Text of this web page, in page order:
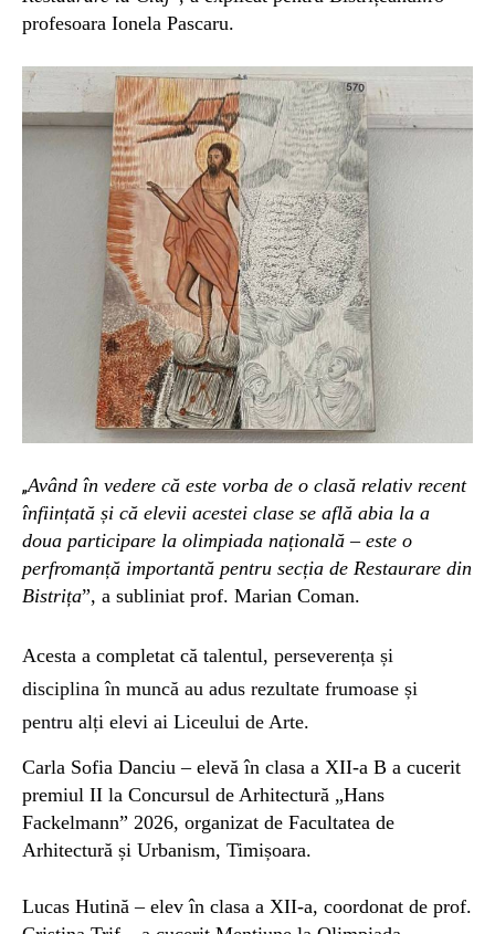
profesoara Ionela Pascaru.
„Având în vedere că este vorba de o clasă relativ recent
înființată și că elevii acestei clase se află abia la a
doua participare la olimpiada națională – este o
perfromanță importantă pentru secția de Restaurare din
Bistrița”, a subliniat prof. Marian Coman.
Acesta a completat că talentul, perseverența și
disciplina în muncă au adus rezultate frumoase și
pentru alți elevi ai Liceului de Arte.
Carla Sofia Danciu – elevă în clasa a XII-a B a cucerit
premiul II la Concursul de Arhitectură „Hans
Fackelmann” 2026, organizat de Facultatea de
Arhitectură și Urbanism, Timișoara.
Lucas Hutină – elev în clasa a XII-a, coordonat de prof.